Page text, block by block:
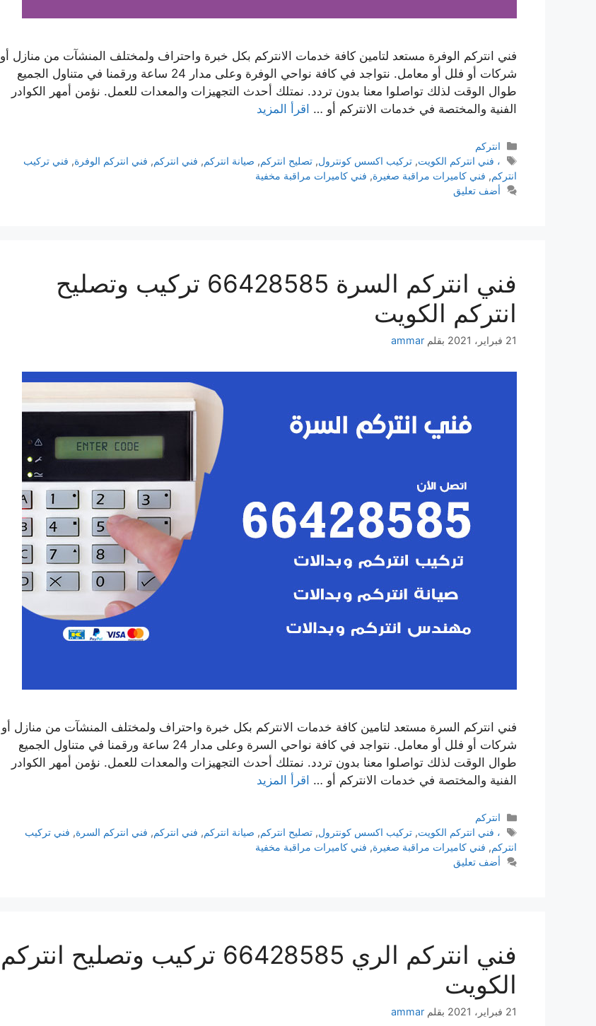
فني انتركم الوفرة مستعد لتامين كافة خدمات الانتركم بكل خبرة واحتراف ولمختلف المنشآت من منازل أو
شركات أو فلل أو معامل. نتواجد في كافة نواحي الوفرة وعلى مدار 24 ساعة ورقمنا في متناول الجميع
طوال الوقت لذلك تواصلوا معنا بدون تردد. نمتلك أحدث التجهيزات والمعدات للعمل. نؤمن أمهر الكوادر
الفنية والمختصة في خدمات الانتركم أو … اقرأ المزيد
انتركم
، فني انتركم الكويت,تركيب اكسس كونترول,تصليح انتركم, صيانة انتركم, فني انتركم, فني انتركم الوفرة, فني تركيب
انتركم, فني كاميرات مراقبة صغيرة, فني كاميرات مراقبة مخفية
أضف تعليق
فني انتركم السرة 66428585 تركيب وتصليح
انتركم الكويت
21 فبراير، 2021 بقلم ammar
فني انتركم السرة مستعد لتامين كافة خدمات الانتركم بكل خبرة واحتراف ولمختلف المنشآت من منازل أو
شركات أو فلل أو معامل. نتواجد في كافة نواحي السرة وعلى مدار 24 ساعة ورقمنا في متناول الجميع
طوال الوقت لذلك تواصلوا معنا بدون تردد. نمتلك أحدث التجهيزات والمعدات للعمل. نؤمن أمهر الكوادر
الفنية والمختصة في خدمات الانتركم أو … اقرأ المزيد
انتركم
، فني انتركم الكويت,تركيب اكسس كونترول,تصليح انتركم, صيانة انتركم, فني انتركم, فني انتركم السرة, فني تركيب
انتركم, فني كاميرات مراقبة صغيرة, فني كاميرات مراقبة مخفية
أضف تعليق
فني انتركم الري 66428585 تركيب وتصليح انتركم
الكويت
21 فبراير، 2021 بقلم ammar